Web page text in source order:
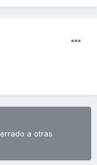
a otras